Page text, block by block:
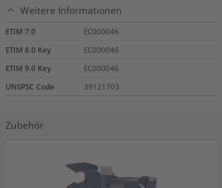
Weitere Informationen
ETIM 7.0
EC000046
ETIM 8.0 Key
EC000046
ETIM 9.0 Key
EC000046
UNSPSC Code
39121703
Zubehör